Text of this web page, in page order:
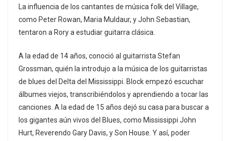
La influencia de los cantantes de música folk del Village,
como Peter Rowan, Maria Muldaur, y John Sebastian,
tentaron a Rory a estudiar guitarra clásica.
A la edad de 14 años, conoció al guitarrista Stefan
Grossman, quién la introdujo a la música de los guitarristas
de blues del Delta del Mississippi. Block empezó escuchar
álbumes viejos, transcribiéndolos y aprendiendo a tocar las
canciones. A la edad de 15 años dejó su casa para buscar a
los gigantes aún vivos del Blues, como Mississippi John
Hurt, Reverendo Gary Davis, y Son House. Y así, poder